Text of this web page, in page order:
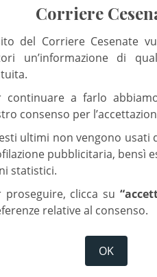
regionale
Corriere
del Corriere Cesenate
un’informazione di
continuare a farlo
consenso per
ultimi non vengono usati
pubblicitaria, bensì
statistici.
proseguire, clicca su
relative al consenso.
OK